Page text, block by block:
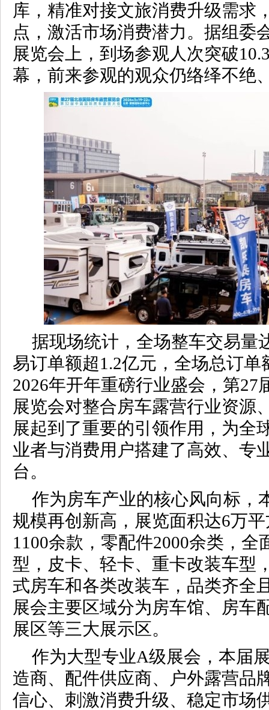
库，精准对接文旅消费升级需求
点，激活市场消费潜力。据组委
展览会上，到场参观人次突破
幕，前来参观的观众仍络绎不绝
据现场统计，全场整车交易量
易订单额超1.2亿元，全场总订单
2026年开年重磅行业盛会，第27
展览会对整合房车露营行业资源
展起到了重要的引领作用，为全
业者与消费用户搭建了高效、专
台。
作为房车产业的核心风向标，
规模再创新高，展览面积达6万
1100余款，零配件2000余类，全
型，皮卡、轻卡、重卡改装车型
式房车和各类改装车，品类齐全
展会主要区域分为房车馆、房车
展区等三大展示区。
作为大型专业A级展会，本届
造商、配件供应商、户外露营品
信心、刺激消费升级、稳定市场